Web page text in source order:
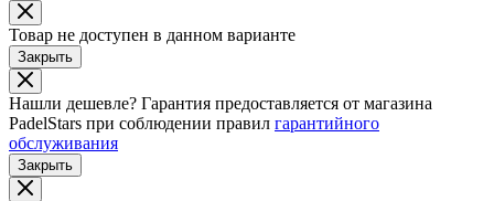
Товар не доступен в данном варианте
Закрыть
Нашли дешевле? Гарантия предоставляется от магазина
PadelStars при соблюдении правил гарантийного
обслуживания
Закрыть